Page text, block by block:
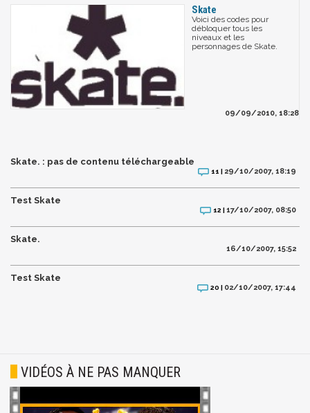
Skate
Voici des codes pour
débloquer tous les
niveaux et les
personnages de Skate.
09/09/2010, 18:28
Skate. : pas de contenu téléchargeable
11 | 29/10/2007, 18:19
Test Skate
12 |17/10/2007, 08:50
Skate.
16/10/2007, 15:52
Test Skate
20 | 02/10/2007, 17:44
VIDÉOS À NE PAS MANQUER